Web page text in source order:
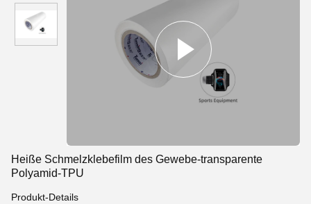
Heiße Schmelzklebefilm des Gewebe-transparente
Polyamid-TPU
Produkt-Details